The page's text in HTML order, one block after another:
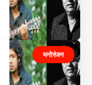
मनोरंजन